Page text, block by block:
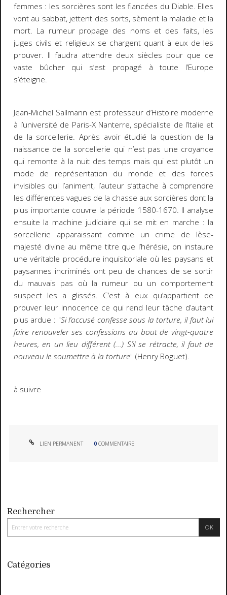
Rechercher
Catégories
femmes : les sorcières sont les fiancées du Diable. Elles
vont au sabbat, jettent des sorts, sèment la maladie et la
mort. La rumeur propage des noms et des faits, les
juges civils et religieux se chargent quant à eux de les
prouver. Il faudra attendre deux siècles pour que ce
vaste bûcher qui s’est propagé à toute l’Europe
s’éteigne.
Jean-Michel Sallmann est professeur d’Histoire moderne
à l’université de Paris-X Nanterre, spécialiste de l’Italie et
de la sorcellerie. Après avoir étudié la question de la
naissance de la sorcellerie qui n’est pas une croyance
qui remonte à la nuit des temps mais qui est plutôt un
mode de représentation du monde et des forces
invisibles qui l’animent, l’auteur s’attache à comprendre
les différentes vagues de la chasse aux sorcières dont la
plus importante couvre la période 1580-1670. Il analyse
ensuite la machine judiciaire qui se mit en marche : la
sorcellerie apparaissant comme un crime de lèse-
majesté divine au même titre que l’hérésie, on instaure
une véritable procédure inquisitoriale où les paysans et
paysannes incriminés ont peu de chances de se sortir
du mauvais pas où la rumeur ou un comportement
suspect les a glissés. C’est à eux qu’appartient de
prouver leur innocence ce qui rend leur tâche d’autant
plus ardue : "Si l’accusé confesse sous la torture, il faut lui
faire renouveler ses confessions au bout de vingt-quatre
heures, en un lieu différent (...) S’il se rétracte, il faut de
nouveau le soumettre à la torture" (Henry Boguet).
à suivre
LIEN PERMANENT 0 COMMENTAIRE